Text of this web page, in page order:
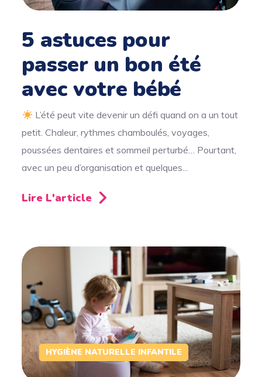
5 astuces pour
passer un bon été
avec votre bébé
L’été peut vite devenir un défi quand on a un tout
petit. Chaleur, rythmes chamboulés, voyages,
poussées dentaires et sommeil perturbé… Pourtant,
avec un peu d’organisation et quelques...
Lire L'article
HYGIÈNE NATURELLE INFANTILE